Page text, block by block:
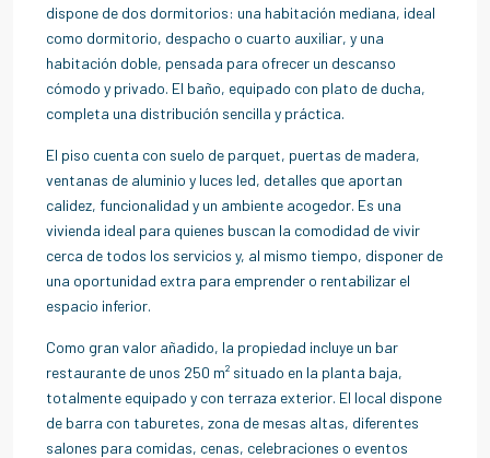
dispone de dos dormitorios: una habitación mediana, ideal
como dormitorio, despacho o cuarto auxiliar, y una
habitación doble, pensada para ofrecer un descanso
cómodo y privado. El baño, equipado con plato de ducha,
completa una distribución sencilla y práctica.
El piso cuenta con suelo de parquet, puertas de madera,
ventanas de aluminio y luces led, detalles que aportan
calidez, funcionalidad y un ambiente acogedor. Es una
vivienda ideal para quienes buscan la comodidad de vivir
cerca de todos los servicios y, al mismo tiempo, disponer de
una oportunidad extra para emprender o rentabilizar el
espacio inferior.
Como gran valor añadido, la propiedad incluye un bar
restaurante de unos 250 m² situado en la planta baja,
totalmente equipado y con terraza exterior. El local dispone
de barra con taburetes, zona de mesas altas, diferentes
salones para comidas, cenas, celebraciones o eventos